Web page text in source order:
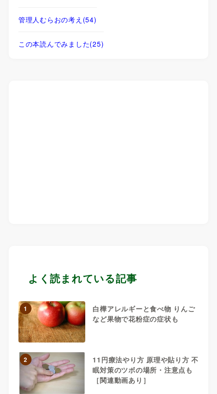
管理人むらおの考え (54)
この本読んでみました(25)
よく読まれている記事
1
白樺アレルギーと食べ物 りんご
など果物で花粉症の症状も
2
11円療法やり方 原理や貼り方 不
眠対策のツボの場所・注意点も
［関連動画あり］